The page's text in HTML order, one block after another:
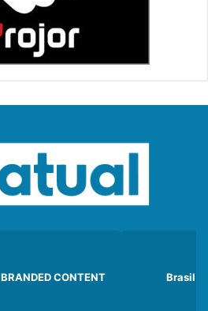
BRANDED CONTENT Brasil